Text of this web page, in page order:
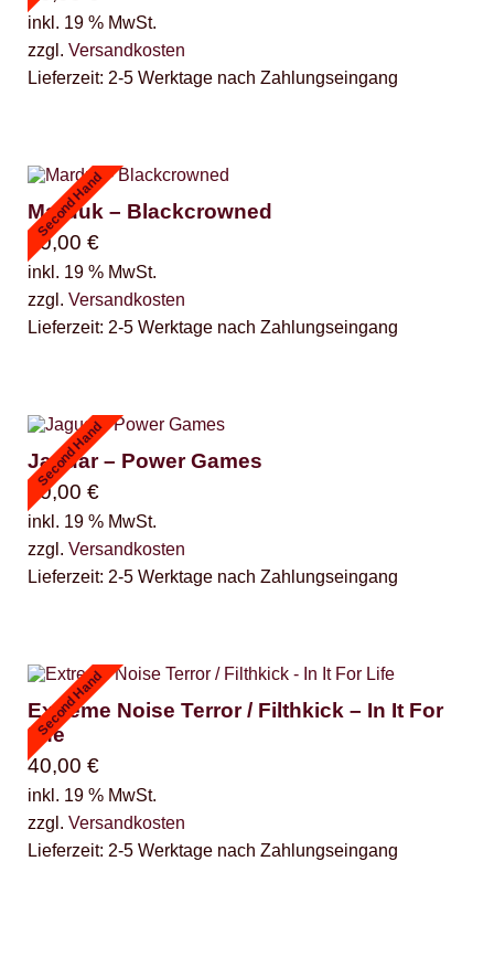
inkl. 19 % MwSt.
zzgl. Versandkosten
Lieferzeit: 2-5 Werktage nach Zahlungseingang
Second Hand
Marduk – Blackcrowned
30,00 €
inkl. 19 % MwSt.
zzgl. Versandkosten
Lieferzeit: 2-5 Werktage nach Zahlungseingang
Second Hand
Jaguar – Power Games
50,00 €
inkl. 19 % MwSt.
zzgl. Versandkosten
Lieferzeit: 2-5 Werktage nach Zahlungseingang
Second Hand
Extreme Noise Terror / Filthkick – In It For
Life
40,00 €
inkl. 19 % MwSt.
zzgl. Versandkosten
Lieferzeit: 2-5 Werktage nach Zahlungseingang